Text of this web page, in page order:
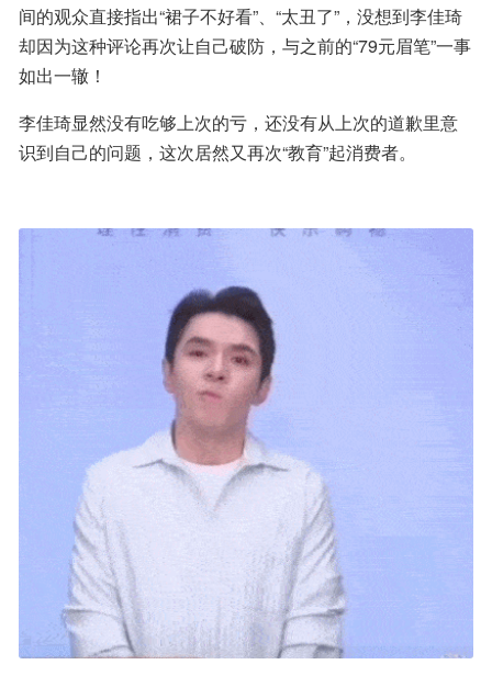
间的观众直接指出“裙子不好看”、“太丑了”，没想到李佳琦
却因为这种评论再次让自己破防，与之前的“79元眉笔”一事
如出一辙！
李佳琦显然没有吃够上次的亏，还没有从上次的道歉里意
识到自己的问题，这次居然又再次“教育”起消费者。